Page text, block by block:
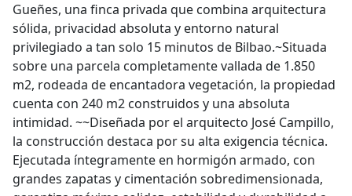
Gueñes, una finca privada que combina arquitectura
sólida, privacidad absoluta y entorno natural
privilegiado a tan solo 15 minutos de Bilbao.~Situada
sobre una parcela completamente vallada de 1.850
m2, rodeada de encantadora vegetación, la propiedad
cuenta con 240 m2 construidos y una absoluta
intimidad. ~~Diseñada por el arquitecto José Campillo,
la construcción destaca por su alta exigencia técnica.
Ejecutada íntegramente en hormigón armado, con
grandes zapatas y cimentación sobredimensionada,